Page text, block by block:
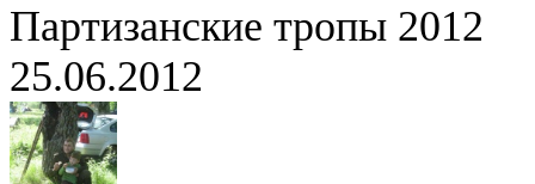
Партизанские тропы 2012
25.06.2012